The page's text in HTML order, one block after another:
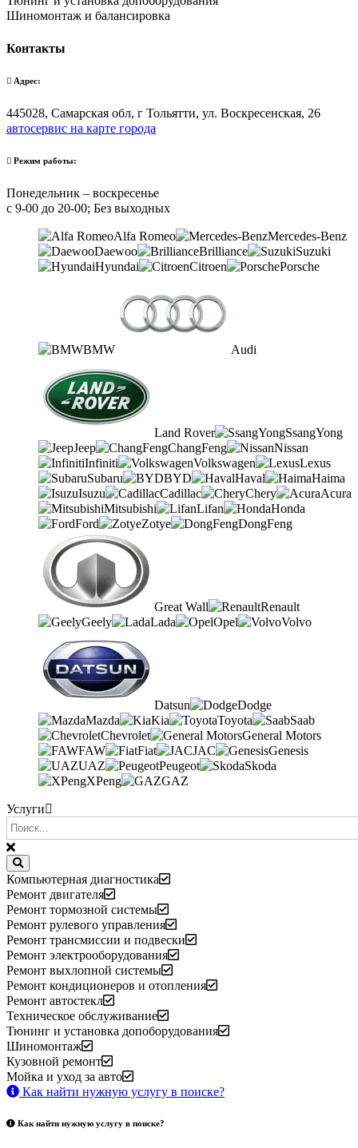
Шиномонтаж и балансировка
Контакты
Адрес:
445028, Самарская обл, г Тольятти, ул. Воскресенская, 26
автосервис на карте города
Режим работы:
Понедельник – воскресенье
с 9-00 до 20-00; Без выходных
Alfa Romeo
Mercedes-Benz
Daewoo
Brilliance
Suzuki
Hyundai
Citroen Porsche
BMW Audi
Land Rover
SsangYong
Jeep
ChangFeng
Nissan
Infiniti
Volkswagen
Lexus
Subaru
BYD Haval
Haima
Isuzu
Cadillac Chery
Acura
Mitsubishi
Lifan
Honda
Ford
Zotye DongFeng
Great Wall
Renault
Geely
Lada Opel Volvo
Datsun
Dodge
Mazda
Kia Toyota
Saab
Chevrolet
General Motors
FAW
Fiat JAC
Genesis
UAZ
Peugeot
Skoda
XPeng
GAZ
Услуги
Компьютерная диагностика
Ремонт двигателя
Ремонт тормозной системы
Ремонт рулевого управления
Ремонт трансмиссии и подвески
Ремонт электрооборудования
Ремонт выхлопной системы
Ремонт кондиционеров и отопления
Ремонт автостекл
Техническое обслуживание
Тюнинг и установка допоборудования
Шиномонтаж
Кузовной ремонт
Мойка и уход за авто
Как найти нужную услугу в поиске?
Как найти нужную услугу в поиске?